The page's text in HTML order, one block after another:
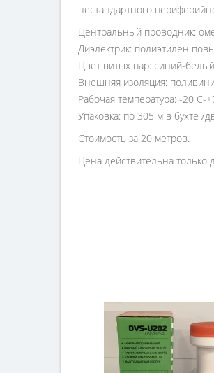
нестандартного
Центральный проводник:
Диэлектрик: полиэтилен
Цвет витых пар: синий-
Внешняя изоляция:
Рабочая температура: -20 С-
Упаковка: по 305 м в бухте /
Стоимость за 20 метров.
Цена действительна только